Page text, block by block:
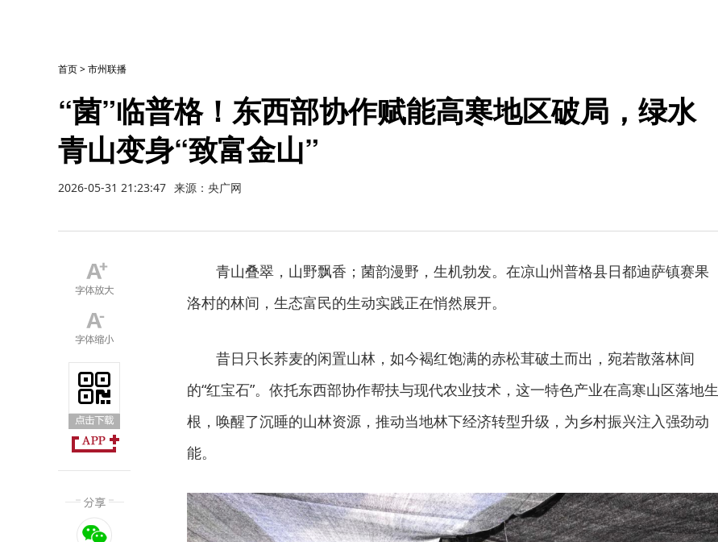
首页>市州联播
“菌”临普格！东西部协作赋能高寒地区破局，绿水
青山变身“致富金山”
2026-05-31 21:23:47 来源：央广网
青山叠翠，山野飘香；菌韵漫野，生机勃发。在凉山州普格县日都迪萨镇赛果
洛村的林间，生态富民的生动实践正在悄然展开。
昔日只长荞麦的闲置山林，如今褐红饱满的赤松茸破土而出，宛若散落林间
的“红宝石”。依托东西部协作帮扶与现代农业技术，这一特色产业在高寒山区落地生
根，唤醒了沉睡的山林资源，推动当地林下经济转型升级，为乡村振兴注入强劲动
能。